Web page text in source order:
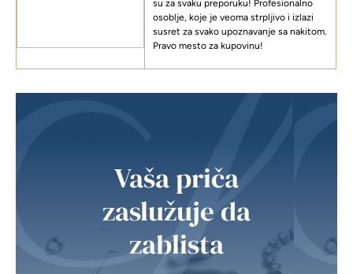
su za svaku preporuku! Profesionalno
osoblje, koje je veoma strpljivo i izlazi
susret za svako upoznavanje sa nakitom.
Pravo mesto za kupovinu!
Vaša priča
zaslužuje da
zablista